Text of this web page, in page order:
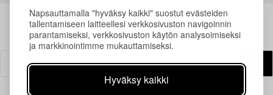
Napsauttamalla "hyväksy kaikki" suostut evästeiden
tallentamiseen laitteellesi verkkosivuston navigoinnin
parantamiseksi, verkkosivuston käytön analysoimiseksi
ja markkinointimme mukauttamiseksi.
Hyväksy kaikki